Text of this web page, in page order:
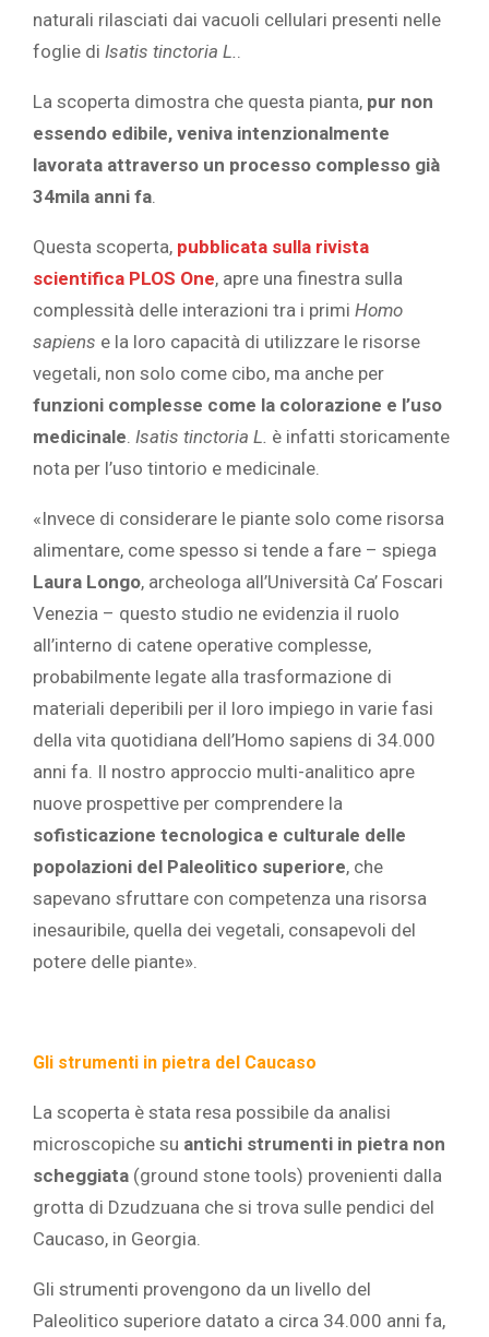
naturali rilasciati dai vacuoli cellulari presenti nelle
foglie di Isatis tinctoria L.
La scoperta dimostra che questa pianta, pur non
essendo edibile, veniva intenzionalmente
lavorata attraverso un processo complesso già
34mila anni fa
Questa scoperta, pubblicata sulla rivista
scientifica PLOS One, apre una finestra sulla
complessità delle interazioni tra i primi Homo
sapiens e la loro capacità di utilizzare le risorse
vegetali, non solo come cibo, ma anche per
funzioni complesse come la colorazione e l’uso
medicinale Isatis tinctoria L. è infatti storicamente
nota per l’uso tintorio e medicinale.
«Invece di considerare le piante solo come risorsa
alimentare, come spesso si tende a fare – spiega
Laura Longo, archeologa all’Università Ca’ Foscari
Venezia – questo studio ne evidenzia il ruolo
all’interno di catene operative complesse,
probabilmente legate alla trasformazione di
materiali deperibili per il loro impiego in varie fasi
della vita quotidiana dell’Homo sapiens di 34.000
anni fa. Il nostro approccio multi-analitico apre
nuove prospettive per comprendere la
sofisticazione tecnologica e culturale delle
popolazioni del Paleolitico superiore, che
sapevano sfruttare con competenza una risorsa
inesauribile, quella dei vegetali, consapevoli del
potere delle piante».
Gli strumenti in pietra del Caucaso
La scoperta è stata resa possibile da analisi
microscopiche su antichi strumenti in pietra non
scheggiata (ground stone tools) provenienti dalla
grotta di Dzudzuana che si trova sulle pendici del
Caucaso, in Georgia.
Gli strumenti provengono da un livello del
Paleolitico superiore datato a circa 34.000 anni fa,